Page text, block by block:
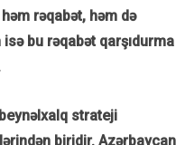
rəqabət, həm də
bu rəqabət qarşıdurma
strateji
biridir. Azərbaycan